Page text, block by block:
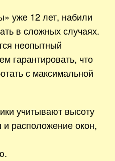
уже 12 лет, набили
в сложных случаях.
неопытный
гарантировать, что
с максимальной
учитывают высоту
и расположение окон,